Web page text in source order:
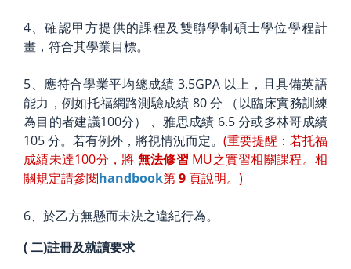
4、確認甲方提供的課程及雙聯學制碩士學位學程計
畫，符合其學業目標。
5、應符合學業平均總成績 3.5GPA 以上，且具備英語
能力，例如托福網路測驗成績 80 分 （以臨床實務訓練
為目的者建議100分） 、雅思成績 6.5 分或多林哥成績
105 分。若有例外，將視情況而定。 (重要提醒：若托福
成績未達100分，將 無法修習 MU之實習相關課程。相
關規定請參閱handbook第9 頁說明。)
6、於乙方無懸而未決之違紀行為。
(二)註冊及就讀要求